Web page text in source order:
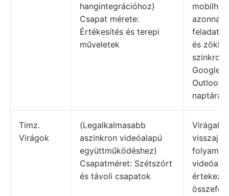
hangintegrációhoz)
Csapat mérete:
Értékesítés és terepi
műveletek
azonnali
és
Google
Outlook
Timz.
Virágok
(Legalkalmasabb
aszinkron videóalapú
együttműködéshez)
Csapatméret: Szétszórt
és távoli csapatok